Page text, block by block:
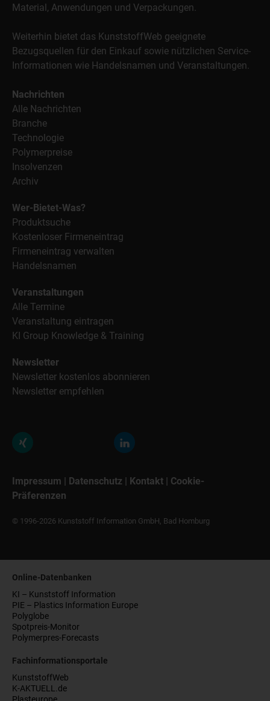
Material, Anwendungen und Verpackungen.
Weiterhin bietet das KunststoffWeb geeignete
Bezugsquellen für den Einkauf sowie nützlichen Service-
Informationen wie Handelsnamen und Veranstaltungen.
Nachrichten
Alle Nachrichten
Branche
Technologie
Polymerpreise
Insolvenzen
Archiv
Wer-Bietet-Was?
Produktsuche
Kostenloser Firmeneintrag
Firmeneintrag verwalten
Handelsnamen
Veranstaltungen
Alle Termine
Veranstaltung eintragen
KI Group Knowledge & Training
Newsletter
Newsletter kostenlos abonnieren
Newsletter empfehlen
Impressum | Datenschutz | Kontakt | Cookie-
Präferenzen
© 1996-2026 Kunststoff Information GmbH, Bad Homburg
Online-Datenbanken
KI – Kunststoff Information
PIE – Plastics Information Europe
Polyglobe
Spotpreis-Monitor
Polymerpres-Forecasts
Fachinformationsportale
KunststoffWeb
K-AKTUELL.de